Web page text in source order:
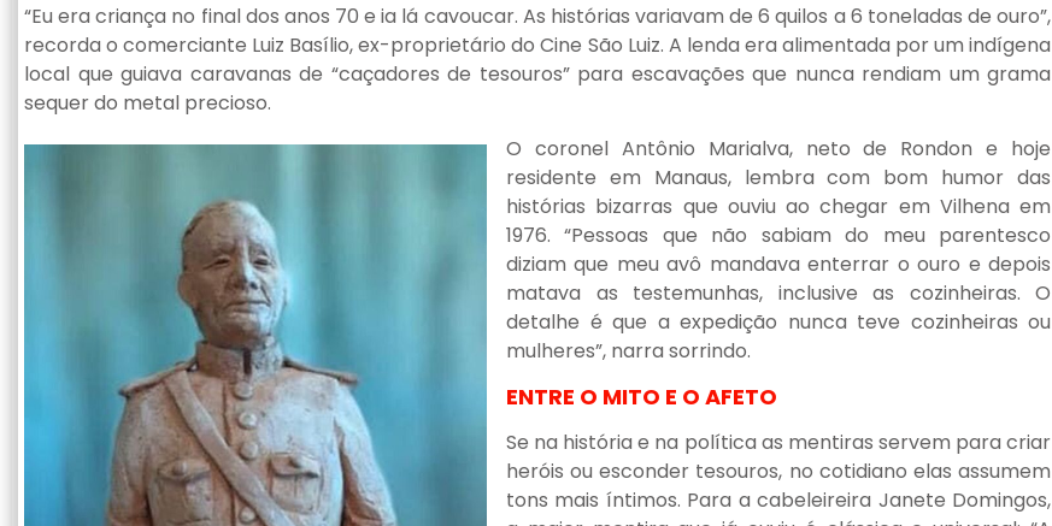
“Eu era criança no final dos anos 70 e ia lá cavoucar. As histórias variavam de 6 quilos a 6 toneladas de ouro”,
recorda o comerciante Luiz Basílio, ex-proprietário do Cine São Luiz. A lenda era alimentada por um indígena
local que guiava caravanas de “caçadores de tesouros” para escavações que nunca rendiam um grama
sequer do metal precioso.
O coronel Antônio Marialva, neto de Rondon e hoje
residente em Manaus, lembra com bom humor das
histórias bizarras que ouviu ao chegar em Vilhena em
1976. “Pessoas que não sabiam do meu parentesco
diziam que meu avô mandava enterrar o ouro e depois
matava as testemunhas, inclusive as cozinheiras. O
detalhe é que a expedição nunca teve cozinheiras ou
mulheres”, narra sorrindo.
ENTRE O MITO E O AFETO
Se na história e na política as mentiras servem para criar
heróis ou esconder tesouros, no cotidiano elas assumem
tons mais íntimos. Para a cabeleireira Janete Domingos,